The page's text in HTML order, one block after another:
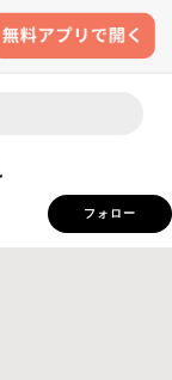
フォロー